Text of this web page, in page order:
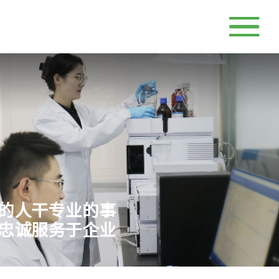
人干专业的事
诚服务于企业